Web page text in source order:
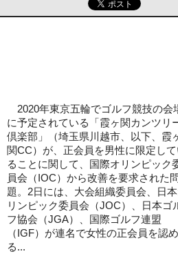
2020年東京五輪でゴルフ競技の会
に予定されている「霞ヶ関カンツリ
倶楽部」（埼玉県川越市、以下、霞
関CC）が、正会員を男性に限定して
ることに関して、国際オリンピック
員会（IOC）から改善を要求された問
題。2日には、大会組織委員会、日
リンピック委員会（JOC）、日本ゴ
フ協会（JGA）、国際ゴルフ連盟
（IGF）が連名で女性の正会員を認め
る...